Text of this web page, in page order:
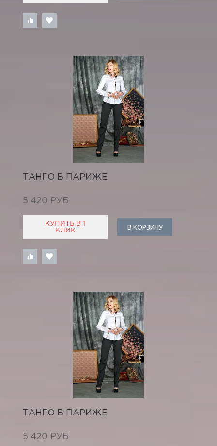
ТАНГО В ПАРИЖЕ
5 420 РУБ
КУПИТЬ В 1
КЛИК
В КОРЗИНУ
ТАНГО В ПАРИЖЕ
5 420 РУБ